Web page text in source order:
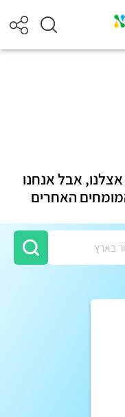
אבל אנחנו
האחרים